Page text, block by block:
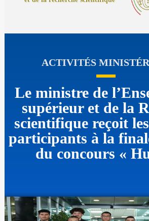
ACTIVITÉS
Le ministre de
supérieur et de la
scientifique reçoit
participants à la
du concours «